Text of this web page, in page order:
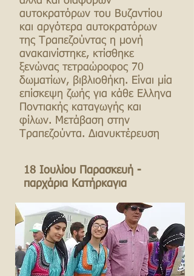
αυτοκρατόρων του Βυζαντίου
και αργότερα αυτοκρατόρων
της Τραπεζούντας η μονή
ανακαινίστηκε, κτίσθηκε
ξενώνας τετραώροφος 70
δωματίων, βιβλιοθήκη. Είναι μία
επίσκεψη ζωής για κάθε Ελληνα
Ποντιακής καταγωγής και
φίλων. Μετάβαση στην
Τραπεζούντα. Διανυκτέρευση
18 Ιουλίου Παρασκευή -
παρχάρια Κατήρκαγια